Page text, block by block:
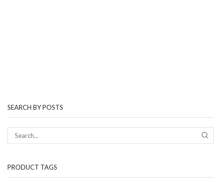
SEARCH BY POSTS
PRODUCT TAGS